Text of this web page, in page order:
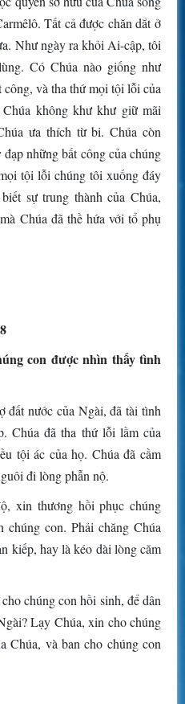
Tất cả được chăn dắt ở
Như ngày ra khỏi Ai-cập, tôi
Có Chúa nào giống như
và tha thứ mọi tội lỗi của
không khư khư giữ mãi
ưa thích từ bi. Chúa còn
những bất công của chúng
tội lỗi chúng tôi xuống đáy
sự trung thành của Chúa,
Chúa đã thề hứa với tổ phụ
con được nhìn thấy tình
đất nước của Ngài, đã tài tình
Chúa đã tha thứ lỗi lầm của
tội ác của họ. Chúa đã cầm
đi lòng phẫn nộ.
xin thương hồi phục chúng
con. Phải chăng Chúa
kiếp, hay là kéo dài lòng căm
chúng con hồi sinh, để dân
Lạy Chúa, xin cho chúng
Chúa, và ban cho chúng con